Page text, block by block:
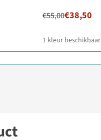
€55,00€38,50
1 kleur beschikbaar